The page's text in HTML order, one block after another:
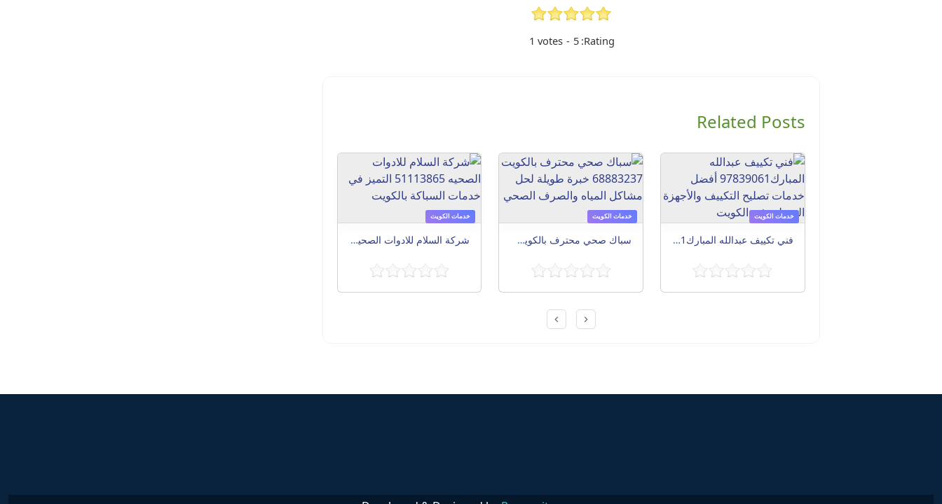
Rating:
5
-
1 votes
Related Posts
خدمات الكويت
فني تكييف عبدالله المبارك97839061 أفضل خدمات تصليح التكييف والأجهزة المنزلية في الكويت
خدمات الكويت
سباك صحي محترف بالكويت 68883237 خبرة طويلة لحل مشاكل المياه والصرف الصحي
خدمات الكويت
شركة السلام للادوات الصحيه 51113865 التميز في خدمات السباكة بالكويت